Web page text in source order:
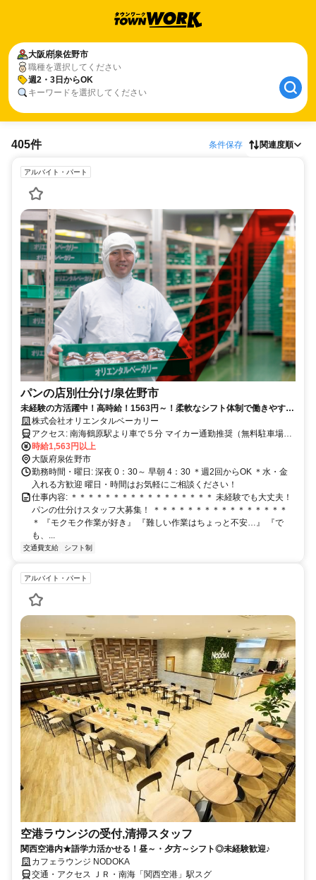
大阪府泉佐野市
職種を選択してください
週2・3日からOK
キーワードを選択してください
405件 条件保存 関連度順
アルバイト・パート
パンの店別仕分け/泉佐野市
未経験の方活躍中！高時給！1563円～！柔軟なシフト体制で働きやすさ
バツグン✨
株式会社オリエンタルベーカリー
アクセス: 南海鶴原駅より車で５分 マイカー通勤推奨（無料駐車場あ
り） 交通費全額支給 自転車通勤 ５０円/1日（エコ手当）
時給1,563円以上
大阪府泉佐野市
勤務時間・曜日: 深夜 0：30～ 早朝 4：30 ＊週2回からOK ＊水・金
入れる方歓迎 曜日・時間はお気軽にご相談ください！
仕事内容: ＊＊＊＊＊＊＊＊＊＊＊＊＊＊＊＊＊ 未経験でも大丈夫！
パンの仕分けスタッフ大募集！ ＊＊＊＊＊＊＊＊＊＊＊＊＊＊＊＊
＊ 『モクモク作業が好き』 『難しい作業はちょっと不安…』 『で
も、...
交通費支給 シフト制
アルバイト・パート
空港ラウンジの受付,清掃スタッフ
関西空港内★語学力活かせる！昼～・夕方～シフト◎未経験歓迎♪
カフェラウンジ NODOKA
交通・アクセス ＪＲ・南海「関西空港」駅スグ